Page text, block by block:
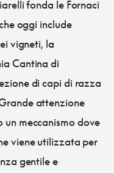
fonda le Fornaci
oggi include
vigneti, la
Cantina di
di capi di razza
attenzione
un meccanismo dove
viene utilizzata per
gentile e